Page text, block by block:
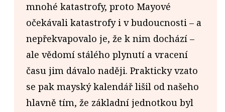
mnohé katastrofy, proto Mayové
očekávali katastrofy i v budoucnosti – a
nepřekvapovalo je, že k nim dochází –
ale vědomí stálého plynutí a vracení
času jim dávalo naději. Prakticky vzato
se pak mayský kalendář lišil od našeho
hlavně tím, že základní jednotkou byl